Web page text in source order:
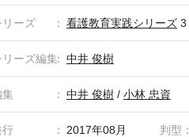
リーズ 看護教育実践シリーズ 3
リーズ編集 中井 俊樹
中井 俊樹 / 小林 忠資
行 2017年08月 判型：